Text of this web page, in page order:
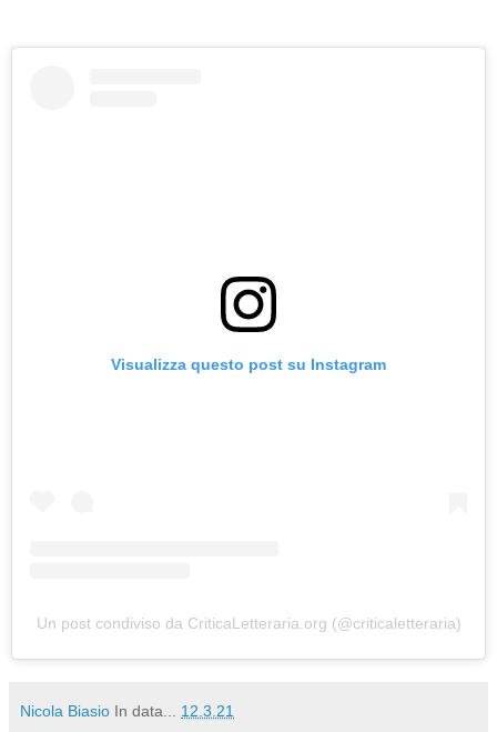
Visualizza questo post su Instagram
Un post condiviso da CriticaLetteraria.org (@criticaletteraria)
Nicola Biasio In data... 12.3.21